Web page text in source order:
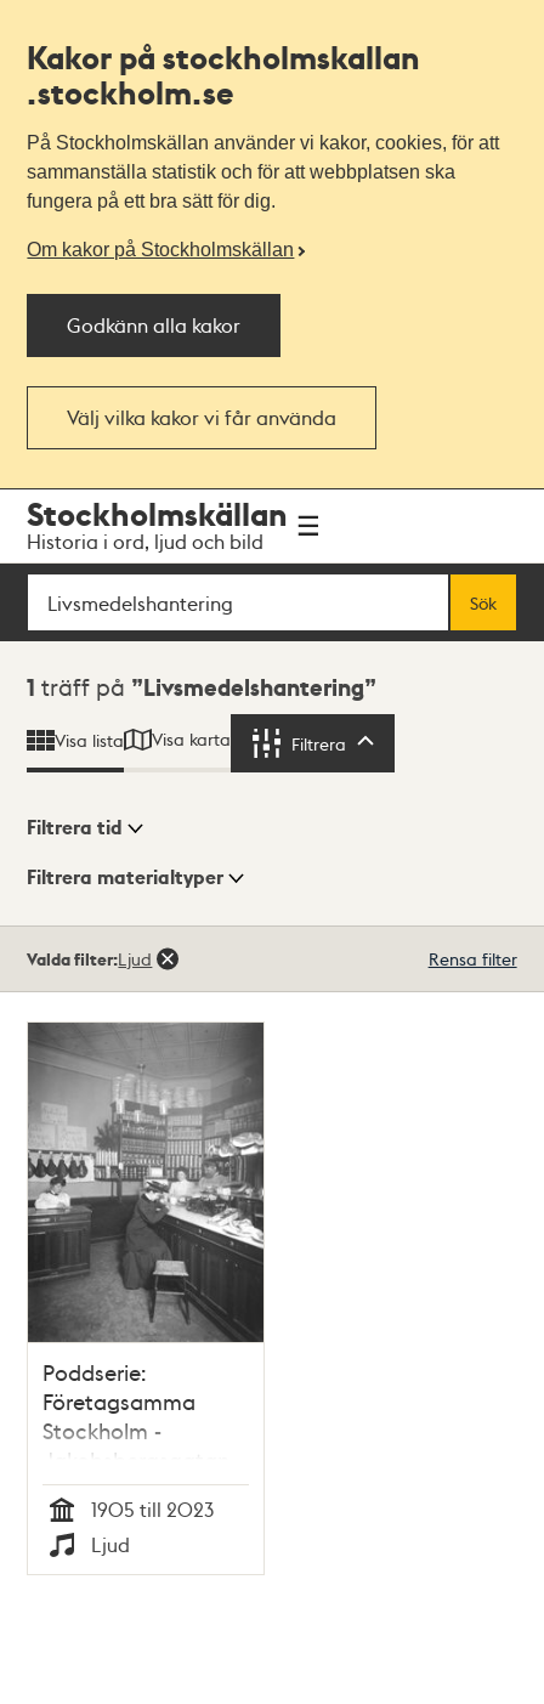
Kakor på stockholmskallan
.stockholm.se
På Stockholmskällan använder vi kakor, cookies, för att
sammanställa statistik och för att webbplatsen ska
fungera på ett bra sätt för dig.
Om kakor på Stockholmskällan
Godkänn alla kakor
Välj vilka kakor vi får använda
navigationen
huvudinnehållet
Stockholmskällan
Historia i ord, ljud och bild
Sök
Sök
Sökresultat
1 träff på Livsmedelshantering
Visa lista Visa karta Filtrera
Visningsläge
Filtrera tid
Filtrera materialtyper
träffar
Valda filter:Ljud Rensa filter
Poddserie:
Företagsamma
Stockholm -
Jakobsbergsgatan
6, Svenska Hem
Tid
1905 till 2023
Typ
Ljud